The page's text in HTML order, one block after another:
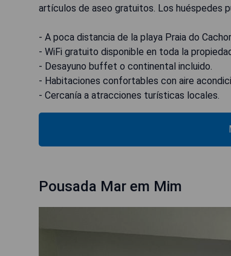
artículos de aseo gratuitos. Los huéspedes
- A poca distancia de la playa Praia do
- WiFi gratuito disponible en toda la
- Desayuno buffet o continental incluido.
- Habitaciones confortables con aire
- Cercanía a atracciones turísticas locales.
Pousada Mar em Mim